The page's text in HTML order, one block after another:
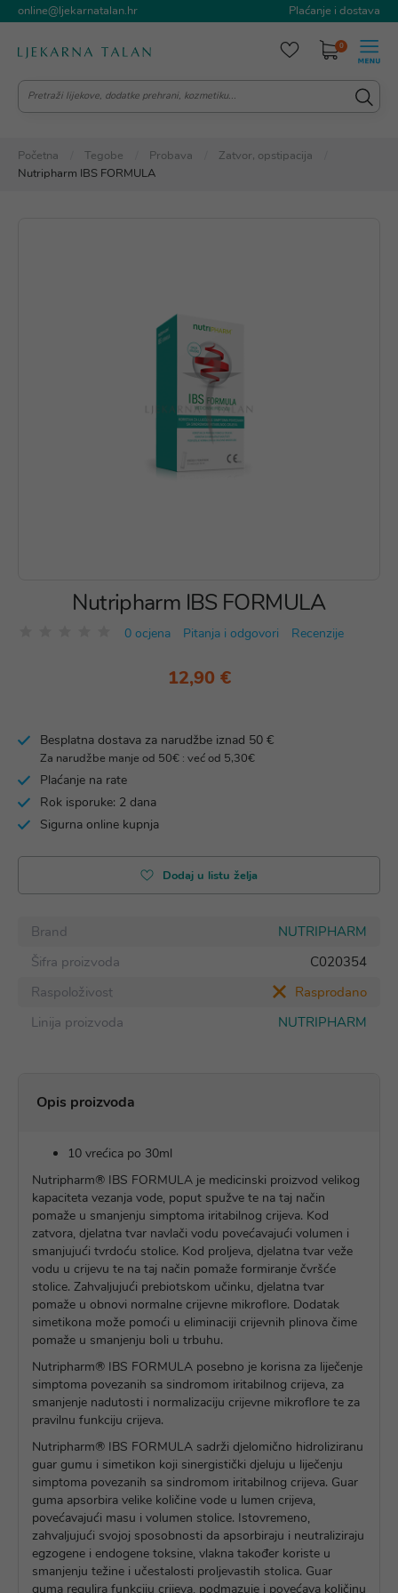
online@ljekarnatalan.hr Plaćanje i dostava
0
Početna Tegobe Probava
Zatvor, opstipacija
Nutripharm IBS FORMULA
Nutripharm IBS FORMULA
0 ocjena Pitanja i odgovori Recenzije
12,90 €
Besplatna dostava za narudžbe iznad 50 €
Za narudžbe manje od 50€ : već od 5,30€
Plaćanje na rate
Rok isporuke: 2 dana
Sigurna online kupnja
Dodaj u listu želja
Brand
NUTRIPHARM
Šifra proizvoda
C020354
Raspoloživost
Rasprodano
Linija proizvoda
NUTRIPHARM
Opis proizvoda
10 vrećica po 30ml
Nutripharm® IBS FORMULA je medicinski proizvod velikog
kapaciteta vezanja vode, poput spužve te na taj način
pomaže u smanjenju simptoma iritabilnog crijeva. Kod
zatvora, djelatna tvar navlači vodu povećavajući volumen i
smanjujući tvrdoću stolice. Kod proljeva, djelatna tvar veže
vodu u crijevu te na taj način pomaže formiranje čvršće
stolice. Zahvaljujući prebiotskom učinku, djelatna tvar
pomaže u obnovi normalne crijevne mikroflore. Dodatak
simetikona može pomoći u eliminaciji crijevnih plinova čime
pomaže u smanjenju boli u trbuhu.
Nutripharm® IBS FORMULA posebno je korisna za liječenje
simptoma povezanih sa sindromom iritabilnog crijeva, za
smanjenje nadutosti i normalizaciju crijevne mikroflore te za
pravilnu funkciju crijeva.
Nutripharm® IBS FORMULA sadrži djelomično hidroliziranu
guar gumu i simetikon koji sinergistički djeluju u liječenju
simptoma povezanih sa sindromom iritabilnog crijeva. Guar
guma apsorbira velike količine vode u lumen crijeva,
povećavajući masu i volumen stolice. Istovremeno,
zahvaljujući svojoj sposobnosti da apsorbiraju i neutraliziraju
egzogene i endogene toksine, vlakna također koriste u
smanjenju težine i učestalosti proljevastih stolica. Guar
guma regulira funkciju crijeva, podmazuje i povećava količinu